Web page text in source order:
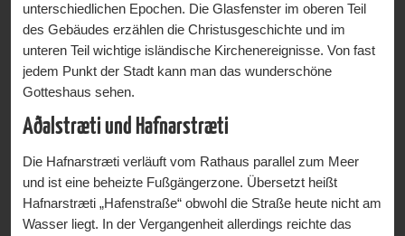
unterschiedlichen Epochen. Die Glasfenster im oberen Teil
des Gebäudes erzählen die Christusgeschichte und im
unteren Teil wichtige isländische Kirchenereignisse. Von fast
jedem Punkt der Stadt kann man das wunderschöne
Gotteshaus sehen.
Aðalstræti und Hafnarstræti
Die Hafnarstræti verläuft vom Rathaus parallel zum Meer
und ist eine beheizte Fußgängerzone. Übersetzt heißt
Hafnarstræti „Hafenstraße“ obwohl die Straße heute nicht am
Wasser liegt. In der Vergangenheit allerdings reichte das